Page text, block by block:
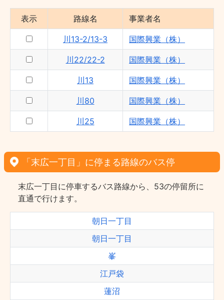
表示 路線名 事業者名
川13-2/13-3 国際興業（株）
川22/22-2 国際興業（株）
川13 国際興業（株）
川80 国際興業（株）
川25 国際興業（株）
「末広一丁目」に停まる路線のバス停
末広一丁目に停車するバス路線から、53の停留所に
直通で行けます。
朝日一丁目
朝日一丁目
峯
江戸袋
蓮沼